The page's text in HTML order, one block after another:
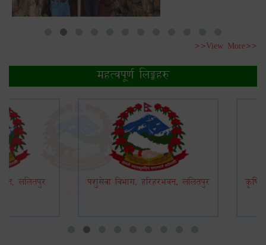
>>View More>>
महत्वपूर्ण लिङ्कहरु
ललितपुर पशुसेवा विभाग, हरिहरभवन, ललितपुर कृषि